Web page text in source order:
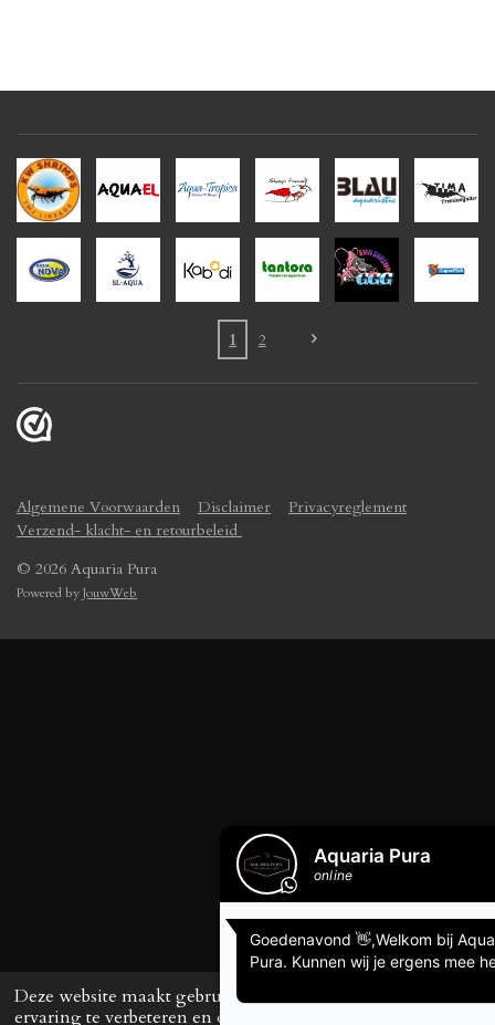
Deze website maakt gebruik van cookies om uw
ervaring te verbeteren en op maat gemaakte
1 2
Algemene Voorwaarden Disclaimer
Privacyreglement
Verzend- klacht- en retourbeleid
© 2026 Aquaria Pura
Powered byJouwWeb